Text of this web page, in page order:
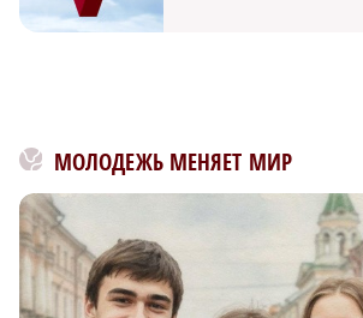
МОЛОДЕЖЬ МЕНЯЕТ МИР